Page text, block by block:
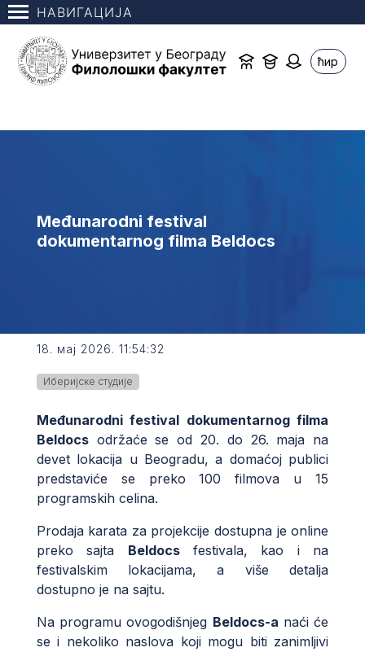
НАВИГАЦИЈА
ћир
Međunarodni festival
dokumentarnog filma Beldocs
18. мај 2026. 11:54:32
Иберијске студије
Međunarodni festival dokumentarnog filma
Beldocsodržaće se od 20. do 26. maja na
devet lokacija u Beogradu, a domaćoj publici
predstaviće se preko 100 filmova u 15
programskih celina.
Prodaja karata za projekcije dostupna je online
preko sajta Beldocs festivala, kao i na
festivalskim lokacijama, a više detalja
dostupno je na sajtu.
Na programu ovogodišnjeg Beldocs-a naći će
se i nekoliko naslova koji mogu biti zanimljivi